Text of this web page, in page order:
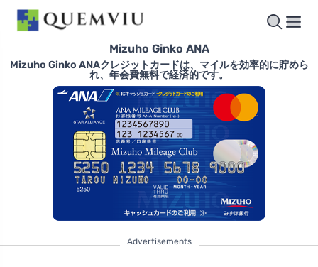
Mizuho Ginko ANA
Mizuho Ginko ANAクレジットカードは、マイルを効率的に貯めら
れ、年会費無料で経済的です。
Advertisements